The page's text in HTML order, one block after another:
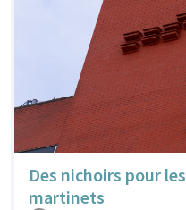
Des nichoirs pour les
martinets